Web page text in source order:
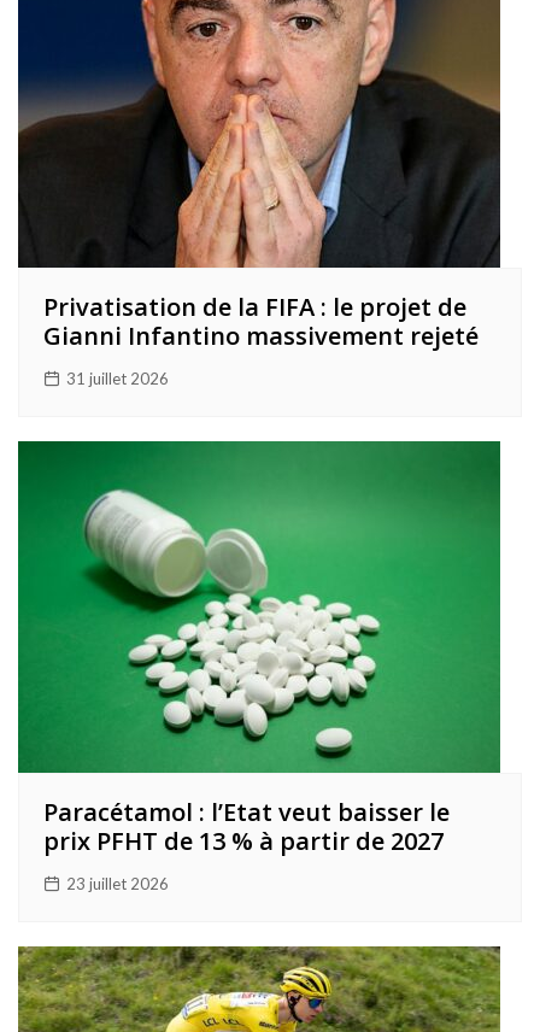
Privatisation de la FIFA : le projet de
Gianni Infantino massivement rejeté
31 juillet 2026
Paracétamol : l’Etat veut baisser le
prix PFHT de 13 % à partir de 2027
23 juillet 2026